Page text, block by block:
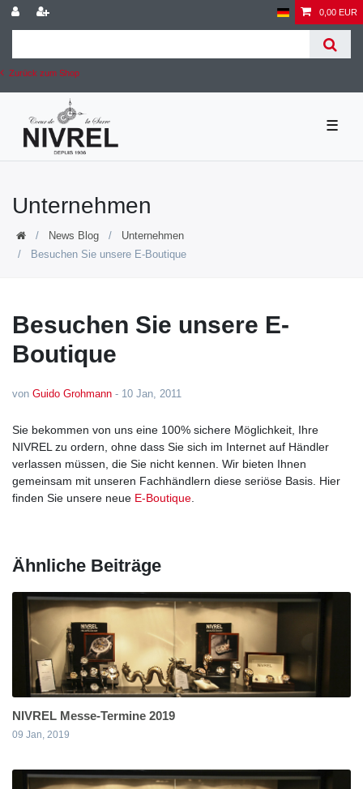
Zurück zum Shop
0,00 EUR
☰
Unternehmen
News Blog
Unternehmen
Besuchen Sie unsere E-Boutique
Besuchen Sie unsere E-
Boutique
von Guido Grohmann - 10 Jan, 2011
Sie bekommen von uns eine 100% sichere Möglichkeit, Ihre
NIVREL zu ordern, ohne dass Sie sich im Internet auf Händler
verlassen müssen, die Sie nicht kennen. Wir bieten Ihnen
gemeinsam mit unseren Fachhändlern diese seriöse Basis. Hier
finden Sie unsere neue E-Boutique
Ähnliche Beiträge
NIVREL Messe-Termine 2019
09 Jan, 2019